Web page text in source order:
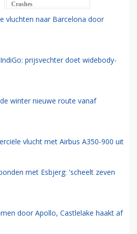
Crashes
vluchten naar Barcelona door
prijsvechter doet widebody-
winter nieuwe route vanaf
vlucht met Airbus A350-900 uit
met Esbjerg: 'scheelt zeven
door Apollo, Castlelake haakt af